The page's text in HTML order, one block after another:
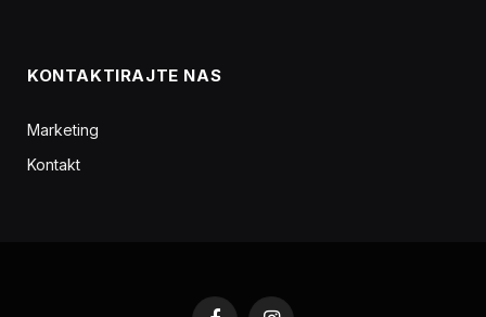
KONTAKTIRAJTE NAS
Marketing
Kontakt